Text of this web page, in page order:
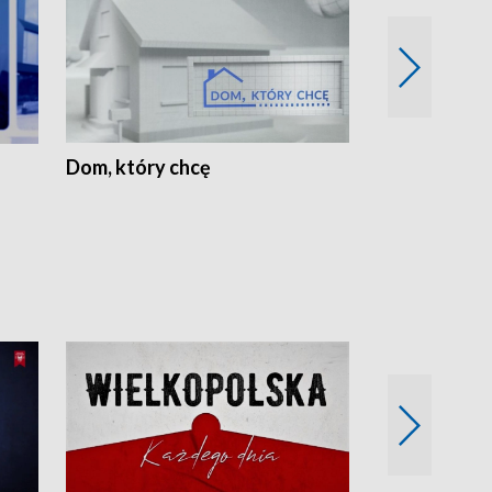
Dom, który chcę